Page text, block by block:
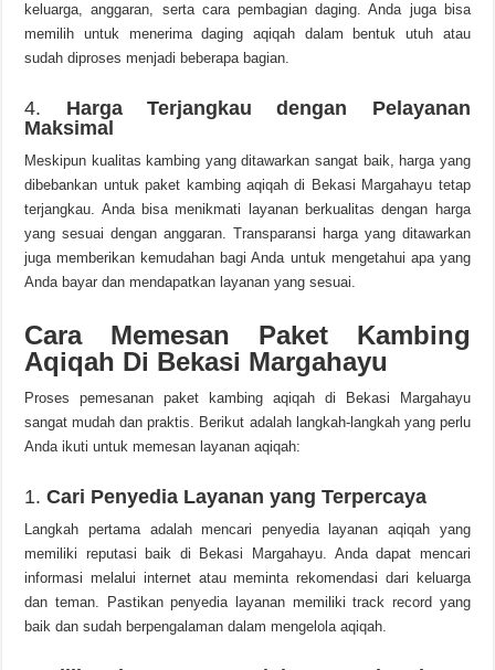
keluarga, anggaran, serta cara pembagian daging. Anda juga bisa
memilih untuk menerima daging aqiqah dalam bentuk utuh atau
sudah diproses menjadi beberapa bagian.
4. Harga Terjangkau dengan Pelayanan
Maksimal
Meskipun kualitas kambing yang ditawarkan sangat baik, harga yang
dibebankan untuk paket kambing aqiqah di Bekasi Margahayu tetap
terjangkau. Anda bisa menikmati layanan berkualitas dengan harga
yang sesuai dengan anggaran. Transparansi harga yang ditawarkan
juga memberikan kemudahan bagi Anda untuk mengetahui apa yang
Anda bayar dan mendapatkan layanan yang sesuai.
Cara Memesan Paket Kambing
Aqiqah Di Bekasi Margahayu
Proses pemesanan paket kambing aqiqah di Bekasi Margahayu
sangat mudah dan praktis. Berikut adalah langkah-langkah yang perlu
Anda ikuti untuk memesan layanan aqiqah:
1.Cari Penyedia Layanan yang Terpercaya
Langkah pertama adalah mencari penyedia layanan aqiqah yang
memiliki reputasi baik di Bekasi Margahayu. Anda dapat mencari
informasi melalui internet atau meminta rekomendasi dari keluarga
dan teman. Pastikan penyedia layanan memiliki track record yang
baik dan sudah berpengalaman dalam mengelola aqiqah.